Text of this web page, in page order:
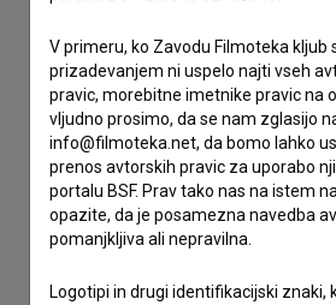
želim dodati podatke
drugo
V primeru, ko Zavodu Filmoteka kljub
prizadevanjem ni uspelo najti vseh
pravic, morebitne imetnike pravic na
vljudno prosimo, da se nam zglasijo
info@filmoteka.net, da bomo lahko
prenos avtorskih pravic za uporabo
portalu BSF. Prav tako nas na istem
opazite, da je posamezna navedba
pomanjkljiva ali nepravilna.
Logotipi in drugi identifikacijski znaki,